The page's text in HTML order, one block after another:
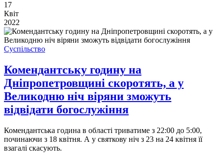
17
Квіт
2022
Суспільство
Комендантську годину на
Дніпропетровщині скоротять, а у
Великодню ніч віряни зможуть
відвідати богослужіння
Комендантська година в області триватиме з 22:00 до 5:00,
починаючи з 18 квітня. А у святкову ніч з 23 на 24 квітня її
взагалі скасують.